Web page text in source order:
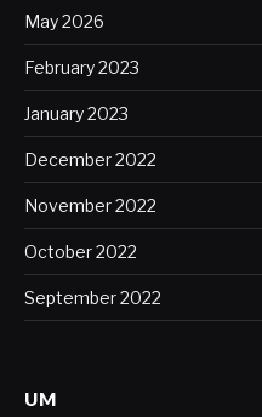
May 2026
February 2023
January 2023
December 2022
November 2022
October 2022
September 2022
UM